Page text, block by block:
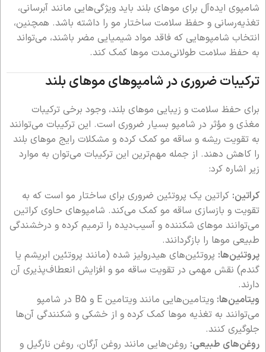
شامپوی ایده‌آل برای موهای بلند باید ویژگی‌هایی مانند آبرسانی،
تغذیه‌رسانی و حفظ سلامت ساختار مو را داشته باشد. همچنین،
انتخاب شامپوهایی که فاقد مواد شیمیایی مضر باشند، می‌تواند
به حفظ سلامت طولانی‌مدت موها کمک کند.
ترکیبات ضروری در شامپوهای موهای بلند
برای حفظ سلامت و زیبایی موهای بلند، وجود برخی ترکیبات
مغذی و مؤثر در شامپو بسیار ضروری است. این ترکیبات می‌توانند
به تقویت ریشه و ساقه مو کمک کرده و مشکلات رایج موهای بلند
را کاهش دهند. از جمله مهم‌ترین این ترکیبات می‌توان به موارد
زیر اشاره کرد:
کراتین: کراتین یک پروتئین ضروری برای ساختار مو است که به
تقویت و بازسازی ساقه مو کمک می‌کند. شامپوهای حاوی کراتین
می‌توانند موهای شکننده و آسیب‌دیده را ترمیم کرده و درخشندگی
طبیعی موها را بازگردانند.
پروتئین‌ها: پروتئین‌های هیدرولیز شده (مانند پروتئین ابریشم یا
گندم) نقش مهمی در تقویت ساقه مو و افزایش انعطاف‌پذیری آن
دارند.
ویتامین‌ها:
ویتامین‌هایی مانند ویتامین E و B5 در شامپو
می‌توانند به تغذیه موها کمک کرده و از خشکی و شکنندگی آن‌ها
جلوگیری کنند.
روغن‌های طبیعی: روغن‌هایی مانند روغن آرگان، روغن نارگیل و